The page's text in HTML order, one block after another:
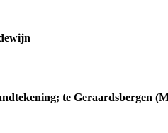
te Geraardsbergen